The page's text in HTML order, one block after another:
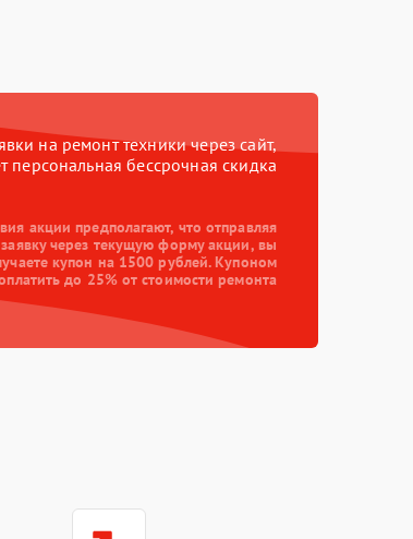
на ремонт техники через сайт,
персональная бессрочная скидка
акции предполагают, что отправляя
заявку через текущую форму акции, вы
купон на 1500 рублей. Купоном
до 25% от стоимости ремонта